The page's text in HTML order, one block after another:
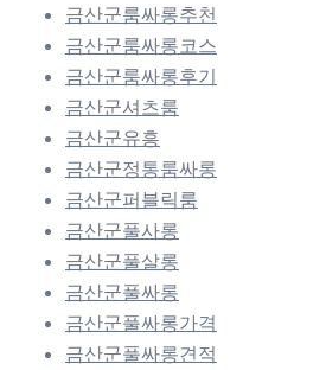
금산군룸싸롱추천
금산군룸싸롱코스
금산군룸싸롱후기
금산군셔츠룸
금산군유흥
금산군정통룸싸롱
금산군퍼블릭룸
금산군풀사롱
금산군풀살롱
금산군풀싸롱
금산군풀싸롱가격
금산군풀싸롱견적